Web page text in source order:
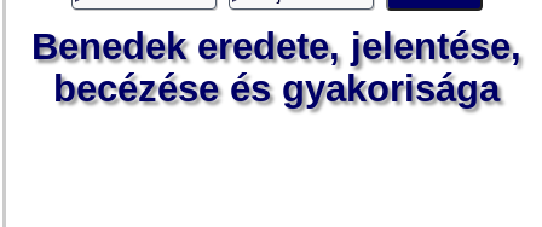
Benedek eredete, jelentése,
becézése és gyakorisága